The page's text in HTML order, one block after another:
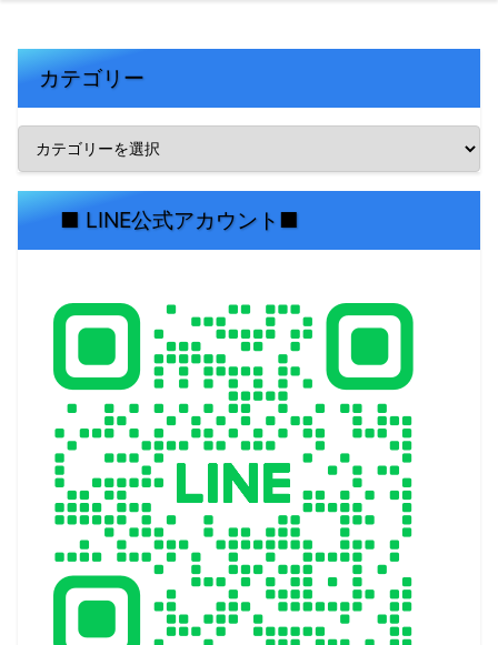
める心の目を研ぎ澄まそう。
カテゴリー
■ LINE公式アカウント■